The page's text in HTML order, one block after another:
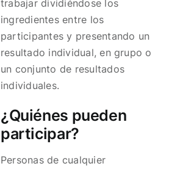
trabajar dividiéndose los
ingredientes entre los
participantes y presentando un
resultado individual, en grupo o
un conjunto de resultados
individuales.
¿Quiénes pueden
participar?
Personas de cualquier